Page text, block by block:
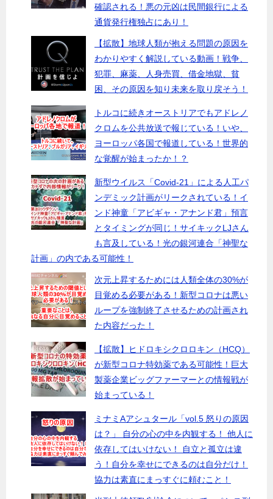
確認される！悪の元凶は民間銀行による
通貨発行権独占にあり！
【拡散】地球人類が抱える問題の原因を
わかりやすく解説している動画！戦争、
犯罪、麻薬、人身売買、借金地獄、貧
困、その原因を知り未来を取り戻そう！
トルコに続きオーストリアでもアドレノ
クロムを公共放送で報じている！いや、
ヨーロッパ各国で報道している！世界的
な覚醒が始まったか！？
新型ウイルス「Covid-21」による人工パ
ンデミック計画がリークされている！イ
ンド神童「アビギャ・アナンド君」預言
とタイミングが同じ！サイキックLJさん
も言及している！光の銀河連合「神聖な
計画」の内である可能性！
次元上昇するためには人類全体の30%が
目覚める必要がある！新型コロナは悪い
ループを強制終了させるための計画され
た内容だった！
【拡散】ヒドロキシクロロキン（HCQ）
が新型コロナ特効薬である可能性！巨大
製薬企業ビッグファーマーとの情報戦が
始まっている！
ミナミAアシュタール「vol.5 怒りの原因
は？」 自分の心の中を内観する！ 他人に
依存してはいけない！ 自立と孤立は違
う！自分を幸せにできるのは自分だけ！
協力は素直にまっすぐに頼むこと！